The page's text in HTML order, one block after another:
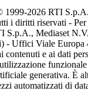
1999-2026 RTI
i diritti riservati -
S.p.A., Mediaset
- Uffici Viale
contenuti e ai dati
funzionale
generativa. È
automatizzati di